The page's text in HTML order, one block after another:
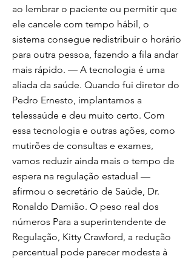
ao lembrar o paciente ou permitir que
ele cancele com tempo hábil, o
sistema consegue redistribuir o horário
para outra pessoa, fazendo a fila andar
mais rápido. — A tecnologia é uma
aliada da saúde. Quando fui diretor do
Pedro Ernesto, implantamos a
telessaúde e deu muito certo. Com
essa tecnologia e outras ações, como
mutirões de consultas e exames,
vamos reduzir ainda mais o tempo de
espera na regulação estadual —
afirmou o secretário de Saúde, Dr.
Ronaldo Damião. O peso real dos
números Para a superintendente de
Regulação, Kitty Crawford, a redução
percentual pode parecer modesta à